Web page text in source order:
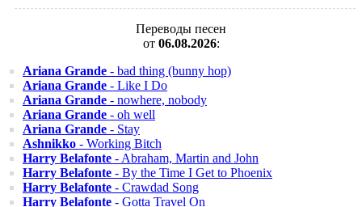
Переводы песен
от 06.08.2026:
Ariana Grande - bad thing (bunny hop)
Ariana Grande - Like I Do
Ariana Grande - nowhere, nobody
Ariana Grande - oh well
Ariana Grande - Stay
Ashnikko - Working Bitch
Harry Belafonte - Abraham, Martin and John
Harry Belafonte - By the Time I Get to Phoenix
Harry Belafonte - Crawdad Song
Harry Belafonte - Gotta Travel On